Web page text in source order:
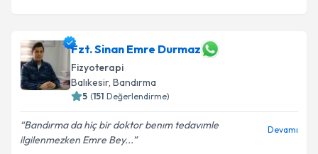
Fzt. Sinan Emre Durmaz
Fizyoterapi
Balıkesir, Bandırma
5 (151 Değerlendirme)
Bandırma da hiç bir doktor benım tedavımle
ilgilenmezken Emre Bey...
Devamı